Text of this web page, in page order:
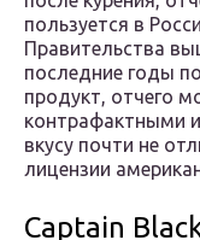
пользуется в
Правительства
последние годы
продукт, отчего
контрафактными
вкусу почти не
лицензии
Captain